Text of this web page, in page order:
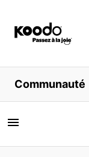
Magasiner
Libre service
Aide
Communauté